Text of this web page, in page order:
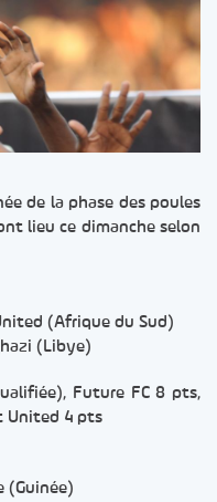
de la phase des poules
lieu ce dimanche selon
(Afrique du Sud)
(Libye)
Future FC 8 pts,
United 4 pts
(Guinée)